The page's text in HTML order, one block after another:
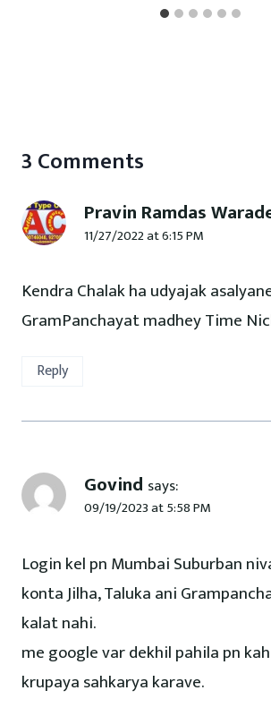
3 Comments
Pravin Ramdas
11/27/2022 at 6:15 PM
Kendra Chalak ha udyajak
GramPanchayat madhey Time
Reply
Govind says:
09/19/2023 at 5:58 PM
Login kel pn Mumbai Suburban
konta Jilha, Taluka ani
kalat nahi.
me google var dekhil pahila pn
krupaya sahkarya karave.